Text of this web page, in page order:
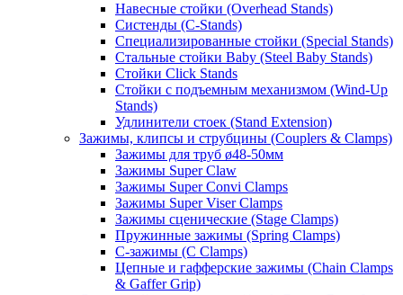
Навесные стойки (Overhead Stands)
Систенды (C-Stands)
Специализированные стойки (Special Stands)
Стальные стойки Baby (Steel Baby Stands)
Стойки Click Stands
Стойки с подъемным механизмом (Wind-Up
Stands)
Удлинители стоек (Stand Extension)
Зажимы, клипсы и струбцины (Couplers & Clamps)
Зажимы для труб ø48-50мм
Зажимы Super Claw
Зажимы Super Convi Clamps
Зажимы Super Viser Clamps
Зажимы сценические (Stage Clamps)
Пружинные зажимы (Spring Clamps)
С-зажимы (C Clamps)
Цепные и гафферские зажимы (Chain Clamps
& Gaffer Grip)